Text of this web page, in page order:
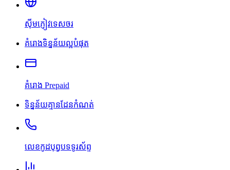
ស៊ីមភ្ញៀវទេសចរ
គំរោងទិន្នន័យល្អបំផុត
គំរោង Prepaid
ទិន្នន័យគ្មានដែនកំណត់
លេខកូដបុព្វបទទូរស័ព្ទ